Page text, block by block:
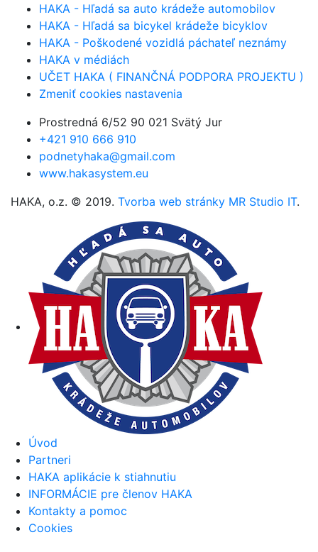
HAKA - Hľadá sa auto krádeže automobilov
HAKA - Hľadá sa bicykel krádeže bicyklov
HAKA - Poškodené vozidlá páchateľ neznámy
HAKA v médiách
UČET HAKA ( FINANČNÁ PODPORA PROJEKTU )
Zmeniť cookies nastavenia
Prostredná 6/52 90 021 Svätý Jur
+421 910 666 910
podnetyhaka@gmail.com
www.hakasystem.eu
HAKA, o.z. © 2019. Tvorba web stránky MR Studio IT.
Úvod
Partneri
HAKA aplikácie k stiahnutiu
INFORMÁCIE pre členov HAKA
Kontakty a pomoc
Cookies